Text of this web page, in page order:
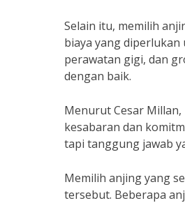
Selain itu, memilih
biaya yang
perawatan gigi, dan
dengan baik.
Menurut Cesar
kesabaran dan
tapi tanggung jawab
Memilih anjing yang
tersebut. Beberapa